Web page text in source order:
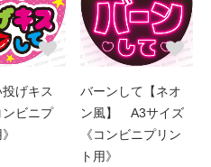
げキス
ンビニプ
バーンして【ネオ
ン風】 A3サイズ
《コンビニプリン
ト用》